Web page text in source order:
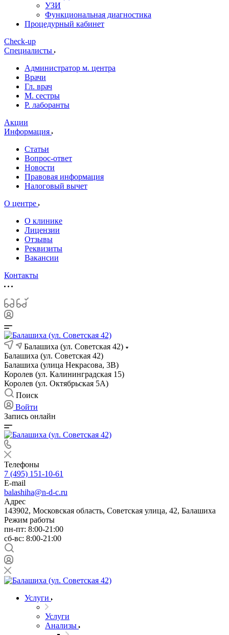
УЗИ
Функциональная диагностика
Процедурный кабинет
Cheсk-up
Специалисты
Администратор м. центра
Врачи
Гл. врач
М. сестры
Р. лаборанты
Акции
Информация
Статьи
Вопрос-ответ
Новости
Правовая информация
Налоговый вычет
О центре
О клинике
Лицензии
Отзывы
Реквизиты
Вакансии
Контакты
Балашиха (ул. Советская 42)
Балашиха (ул. Советская 42)
Балашиха (улица Некрасова, 3В)
Королев (ул. Калининградская 15)
Королев (ул. Октябрьская 5А)
Поиск
Войти
Запись онлайн
Телефоны
7 (495) 151-10-61
E-mail
balashiha@n-d-c.ru
Адрес
143902, Московская область, Советская улица, 42, Балашиха
Режим работы
пн-пт: 8:00-21:00
сб-вс: 8:00-21:00
Услуги
Услуги
Анализы